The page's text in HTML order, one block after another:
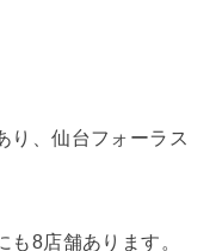
り、仙台フォーラス
8店舗あります。